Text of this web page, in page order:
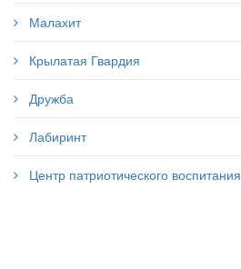
Малахит
Крылатая Гвардия
Дружба
Лабиринт
Центр патриотического воспитания